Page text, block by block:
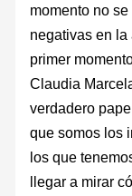
momento no
negativas en
primer
Claudia
verdadero
que somos los
los que
llegar a mirar